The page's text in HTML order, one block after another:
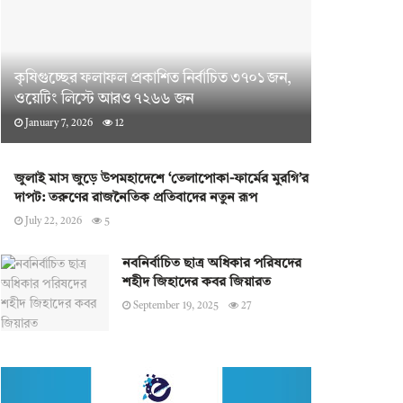
কৃষিগুচ্ছের ফলাফল প্রকাশিত নির্বাচিত ৩৭০১ জন,
ওয়েটিং লিস্টে আরও ৭২৬৬ জন
January 7, 2026 12
জুলাই মাস জুড়ে উপমহাদেশে ‘তেলাপোকা-ফার্মের মুরগি’র
দাপট: তরুণের রাজনৈতিক প্রতিবাদের নতুন রূপ
July 22, 2026 5
নবনির্বাচিত ছাত্র অধিকার পরিষদের
শহীদ জিহাদের কবর জিয়ারত
September 19, 2025 27